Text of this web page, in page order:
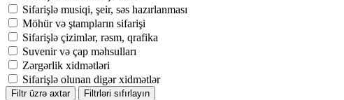
Sifarişlə musiqi, şeir, səs hazırlanması
Möhür və ştampların sifarişi
Sifarişlə çizimlər, rəsm, qrafika
Suvenir və çap məhsulları
Zərgərlik xidmətləri
Sifarişlə olunan digər xidmətlər
Filtr üzrə axtar Filtrləri sıfırlayın